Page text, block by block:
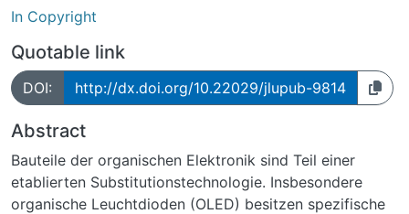
In Copyright
Quotable link
DOI: http://dx.doi.org/10.22029/jlupub-9814
Abstract
Bauteile der organischen Elektronik sind Teil einer
etablierten Substitutionstechnologie. Insbesondere
organische Leuchtdioden (OLED) besitzen spezifische